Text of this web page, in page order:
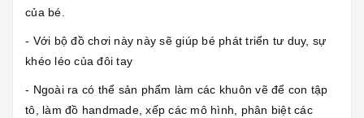
của bé.
- Với bộ đồ chơi này này sẽ giúp bé phát triển tư duy, sự
khéo léo của đôi tay
- Ngoài ra có thể sản phẩm làm các khuôn vẽ để con tập
tô, làm đồ handmade, xếp các mô hình, phân biệt các